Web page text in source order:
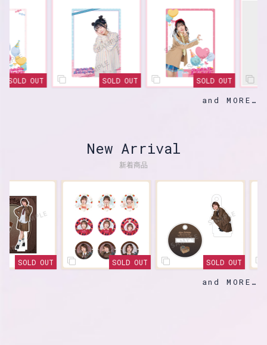
OUT SOLD OUT SOLD OUT
and MORE
New Arrival
新着商品
OUT SOLD OUT SOLD OUT
and MORE